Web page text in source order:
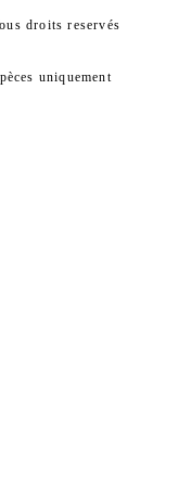
droits reservés
uniquement